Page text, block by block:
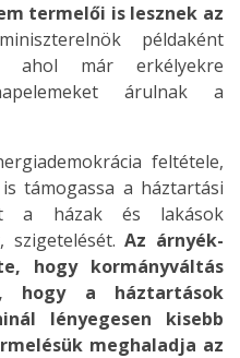
termelői is lesznek az
példaként
ahol már erkélyekre
árulnak a
feltétele,
támogassa a háztartási
a házak és lakások
szigetelését.Az árnyék-
hogy kormányváltás
hogy a háztartások
lényegesen kisebb
meghaladja az